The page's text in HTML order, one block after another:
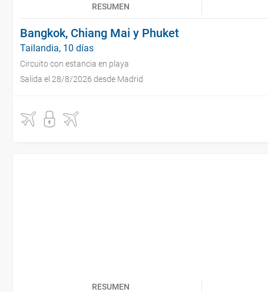
RESUMEN
Bangkok, Chiang Mai y Phuket
Tailandia, 10 días
Circuito con estancia en playa
Salida el 28/8/2026 desde Madrid
RESUMEN